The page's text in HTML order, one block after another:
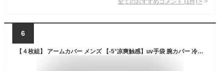
6
【４枚組】 アームカバー メンズ 【-5°凉爽触感】uv手袋 腕カバー 冷感 無地吸汗速乾 滑り止め UPF50+UV対策 日焼け止めカバー 夏用 スポーツ 登山 野外活動 メンズ (Black)